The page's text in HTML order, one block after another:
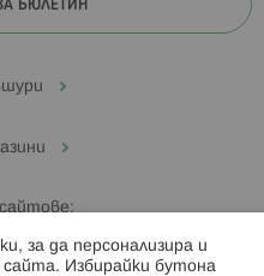
БЮЛЕТИН
за да персонализира и
Избирайки бутона